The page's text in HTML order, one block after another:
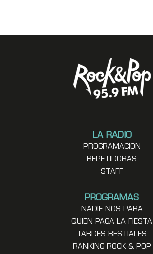
LA RADIO
PROGRAMACION
REPETIDORAS
STAFF
PROGRAMAS
NADIE NOS PARA
QUIEN PAGA LA FIESTA
TARDES BESTIALES
RANKING ROCK & POP